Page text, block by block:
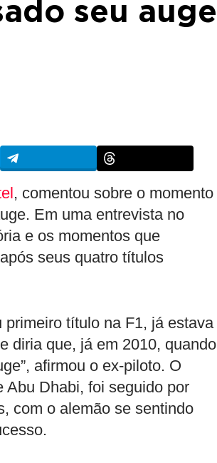
seu auge
, comentou sobre o momento
Em uma entrevista no
e os momentos que
seus quatro títulos
título na F1, já estava
diria que, já em 2010, quando
afirmou o ex-piloto. O
Abu Dhabi, foi seguido por
com o alemão se sentindo